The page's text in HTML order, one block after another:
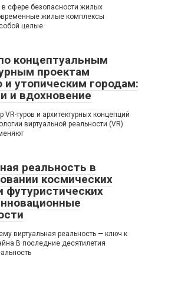
сфере безопасности жилых
жилые комплексы
целые
концептуальным
проектам
и утопическим городам:
и вдохновение
туров и архитектурных концепций
виртуальной реальности (VR)
реальность в
космических
футуристических
виртуальная реальность — ключ к
В последние десятилетия